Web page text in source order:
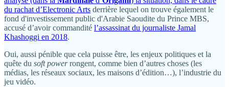
du rachat d’Electronic Arts derrière lequel on trouve également le
fond d'investissement public d'Arabie Saoudite du Prince MBS,
accusé d’avoir commandité l’assassinat du journaliste Jamal
Khashoggi en 2018.
Oui, aussi pénible que cela puisse être, les enjeux politiques et la
quête du soft powerrongent, comme bien d’autres choses (les
médias, les réseaux sociaux, les maisons d’édition…), l’industrie du
jeu vidéo.